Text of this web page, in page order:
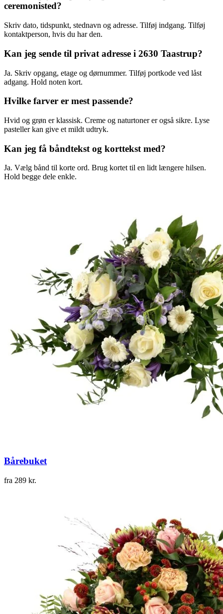
ceremonisted?
Skriv dato, tidspunkt, stednavn og adresse. Tilføj indgang. Tilføj
kontaktperson, hvis du har den.
Kan jeg sende til privat adresse i 2630 Taastrup?
Ja. Skriv opgang, etage og dørnummer. Tilføj portkode ved låst
adgang. Hold noten kort.
Hvilke farver er mest passende?
Hvid og grøn er klassisk. Creme og naturtoner er også sikre. Lyse
pasteller kan give et mildt udtryk.
Kan jeg få båndtekst og korttekst med?
Ja. Vælg bånd til korte ord. Brug kortet til en lidt længere hilsen.
Hold begge dele enkle.
Bårebuket
fra 289 kr.